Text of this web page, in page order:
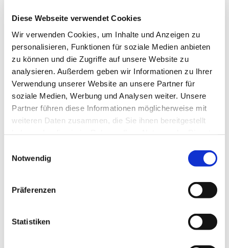
Diese Webseite verwendet Cookies
Wir verwenden Cookies, um Inhalte und Anzeigen zu
personalisieren, Funktionen für soziale Medien anbieten
zu können und die Zugriffe auf unsere Website zu
analysieren. Außerdem geben wir Informationen zu Ihrer
Verwendung unserer Website an unsere Partner für
soziale Medien, Werbung und Analysen weiter. Unsere
Partner führen diese Informationen möglicherweise mit
weiteren Daten zusammen, die Sie ihnen bereitgestellt
Notwendig
Präferenzen
Statistiken